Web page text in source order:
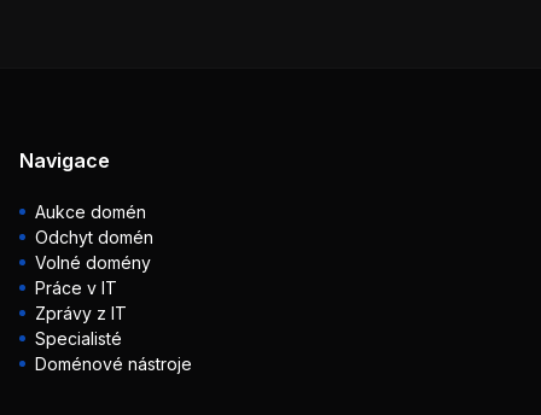
Navigace
Aukce domén
Odchyt domén
Volné domény
Práce v IT
Zprávy z IT
Specialisté
Doménové nástroje